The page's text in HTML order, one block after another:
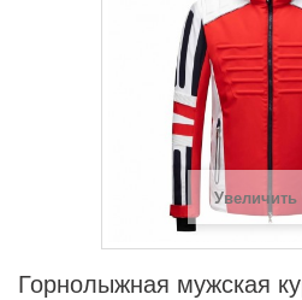
Увеличить
Горнолыжная мужская